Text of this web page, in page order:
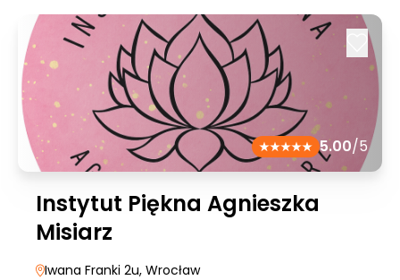
5.00/5
Instytut Piękna Agnieszka
Misiarz
Iwana Franki 2u, Wrocław